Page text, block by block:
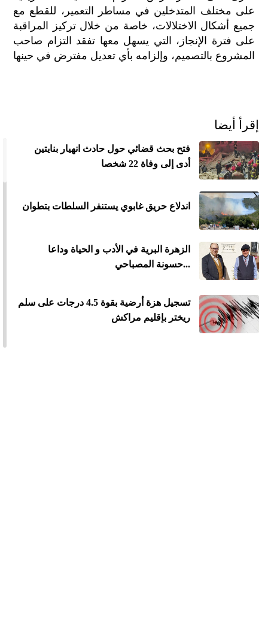
على مختلف المتدخلين في مساطر التعمير، للقطع مع
جميع أشكال الاختلالات، خاصة من خلال تركيز المراقبة
على فترة الإنجاز، التي يسهل معها تفقد التزام صاحب
المشروع بالتصميم، وإلزامه بأي تعديل مفترض في حينها
إقرأ أيضا
فتح بحث قضائي حول حادث انهيار بنايتين
أدى إلى وفاة 22 شخصا
اندلاع حريق غابوي يستنفر السلطات بتطوان
الزهرة البرية في الأدب و الحياة وداعا
...حسونة المصباحي
تسجيل هزة أرضية بقوة 4.5 درجات على سلم
ريختر بإقليم مراكش